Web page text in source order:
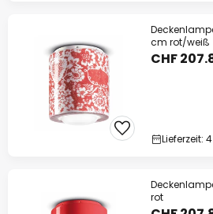
cm rot/weiß
CHF
Lieferzeit:
rot